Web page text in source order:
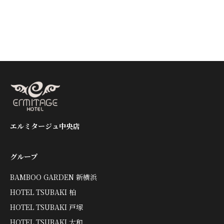
エルミタージュ中央店
グループ
BAMBOO GARDEN 新横浜
HOTEL TSUBAKI 柏
HOTEL TSUBAKI 戸塚
HOTEL TSUBAKI 大和